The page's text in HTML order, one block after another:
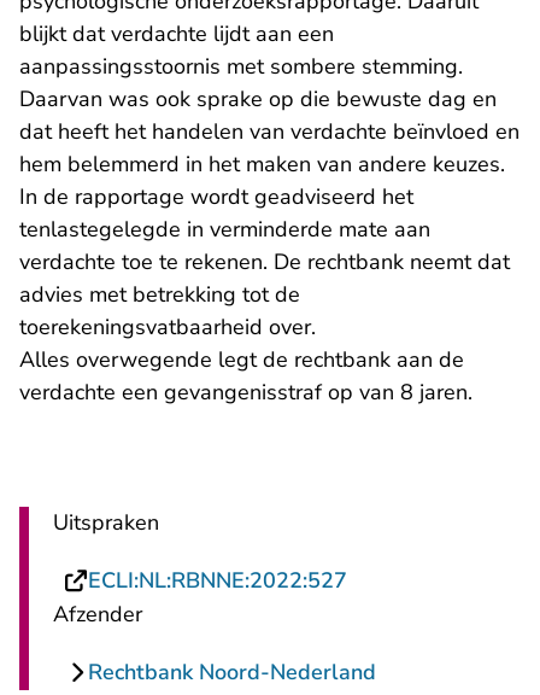
blijkt dat verdachte lijdt aan een
aanpassingsstoornis met sombere stemming.
Daarvan was ook sprake op die bewuste dag en
dat heeft het handelen van verdachte beïnvloed en
hem belemmerd in het maken van andere keuzes.
In de rapportage wordt geadviseerd het
tenlastegelegde in verminderde mate aan
verdachte toe te rekenen. De rechtbank neemt dat
advies met betrekking tot de
toerekeningsvatbaarheid over.
Alles overwegende legt de rechtbank aan de
verdachte een gevangenisstraf op van 8 jaren.
Uitspraken
ECLI:NL:RBNNE:2022:527
Afzender
Rechtbank Noord-Nederland